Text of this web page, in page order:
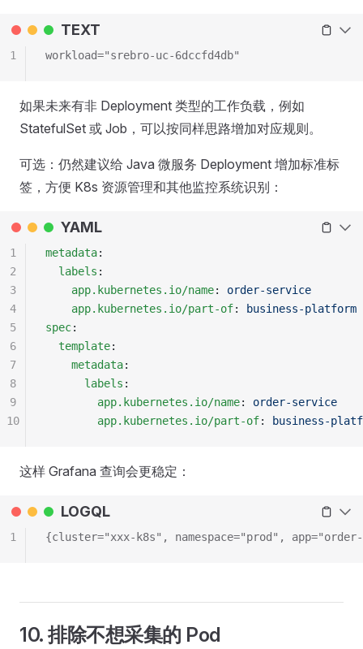
TEXT
workload="srebro-uc-6dccfd4db"
1
如果未来有非 Deployment 类型的工作负载，例如
StatefulSet 或 Job，可以按同样思路增加对应规则。
可选：仍然建议给 Java 微服务 Deployment 增加标准标
签，方便 K8s 资源管理和其他监控系统识别：
YAML
metadata:
  labels
:
    app.kubernetes.io/name
: order-service
    app.kubernetes.io/part-of
:
business-platform
spec:
  template
:
    metadata
:
      labels
:
        app.kubernetes.io/name
: order-service
        app.kubernetes.io/part-of
: business-
1
2
3
4
5
6
7
8
9
10
这样 Grafana 查询会更稳定：
LOGQL
{cluster="xxx-k8s", namespace="prod",
1
10. 排除不想采集的 Pod